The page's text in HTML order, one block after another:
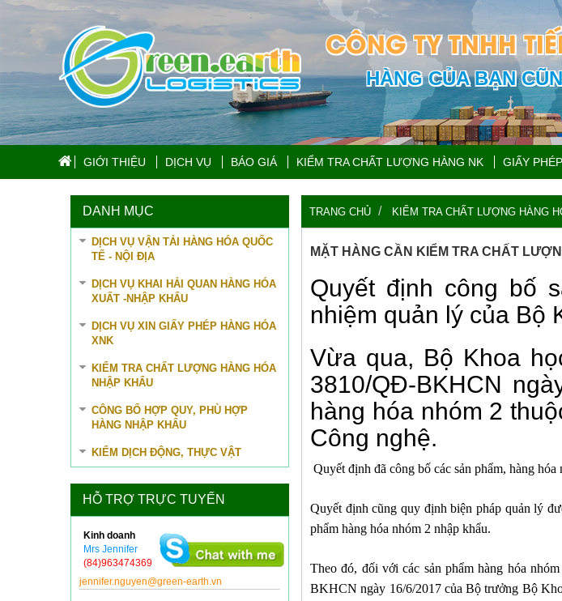
CÔNG TY TNHH
HÀNG CỦA BẠN
GIỚI THIỆU DỊCH VỤ BÁO GIÁ KIỂM TRA CHẤT LƯỢNG HÀNG NK GIẤY
DANH MỤC
DỊCH VỤ VẬN TẢI HÀNG HÓA QUỐC
TẾ - NỘI ĐỊA
DỊCH VỤ KHAI HẢI QUAN HÀNG HÓA
XUẤT -NHẬP KHẨU
DỊCH VỤ XIN GIẤY PHÉP HÀNG HÓA
XNK
KIỂM TRA CHẤT LƯỢNG HÀNG HÓA
NHẬP KHẨU
CÔNG BỐ HỢP QUY, PHÙ HỢP
HÀNG NHẬP KHẨU
KIỂM DỊCH ĐỘNG, THỰC VẬT
HỖ TRỢ TRỰC TUYẾN
Kinh doanh
Mrs Jennifer
(84)963474369
jennifer.nguyen@green-earth.vn
TRANG CHỦ KIỂM TRA CHẤT LƯỢNG HÀNG
MẶT HÀNG CẦN KIỂM TRA CHẤT
Quyết định công bố
nhiệm quản lý của Bộ
Vừa qua, Bộ Khoa
3810/QĐ-BKHCN
hàng hóa nhóm 2
Công nghệ.
Quyết định đã công bố các sản phẩm, hàng
Quyết định cũng quy định biện pháp quản lý
phẩm hàng hóa nhóm 2 nhập khẩu.
Theo đó, đối với các sản phẩm hàng hóa
BKHCN ngày 16/6/2017 của Bộ trưởng Bộ